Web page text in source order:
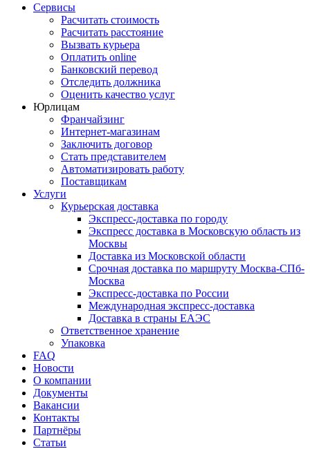
Сервисы
Расчитать стоимость
Расчитать расстояние
Вызвать курьера
Оплатить online
Банковский перевод
Отследить должника
Оценить качество услуг
Юрлицам
Франчайзинг
Интернет-магазинам
Заключить договор
Стать представителем
Автоматизировать работу
Поставщикам
Услуги
Курьерская доставка
Экспресс-доставка по городу
Экспресс доставка в Московскую область из
Москвы
Доставка из Московской области
Срочная доставка по маршруту Москва-СПб-
Москва
Экспресс-доставка по России
Международная экспресс-доставка
Доставка в страны ЕАЭС
Ответственное хранение
Упаковка
FAQ
Новости
О компании
Документы
Вакансии
Контакты
Партнёры
Статьи